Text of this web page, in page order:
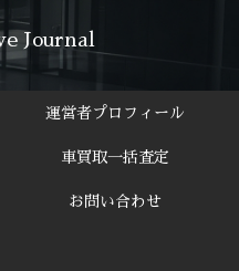
Journal
運営者プロフィール
車買取一括査定
お問い合わせ